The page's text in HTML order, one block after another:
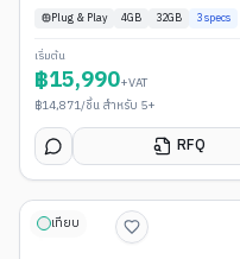
Plug & Play 4GB 32GB 3specs
เริ่มต้น
฿15,990+VAT
฿14,871/ชิ้น สำหรับ 5+
RFQ
เทียบ